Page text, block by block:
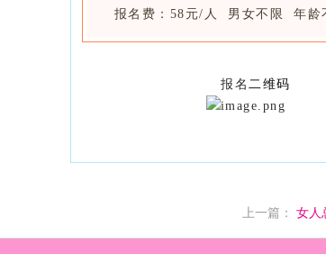
报名费：58元/人 男女不限 年龄
报名 二维码
上一篇： 女人